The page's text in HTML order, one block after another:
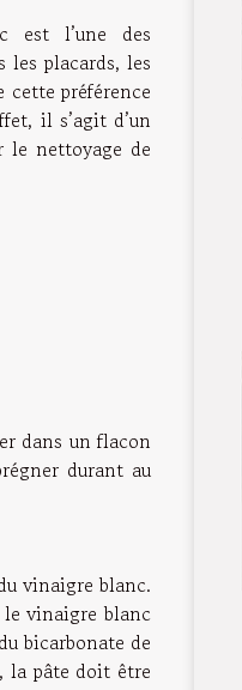
est l’une des
les placards, les
cette préférence
il s’agit d’un
le nettoyage de
dans un flacon
durant au
vinaigre blanc.
vinaigre blanc
bicarbonate de
la pâte doit être